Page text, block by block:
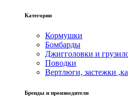
Категории
Кормушки
Бомбарды
Джигголовки и
Поводки
Вертлюги, застежки
Бренды и производители